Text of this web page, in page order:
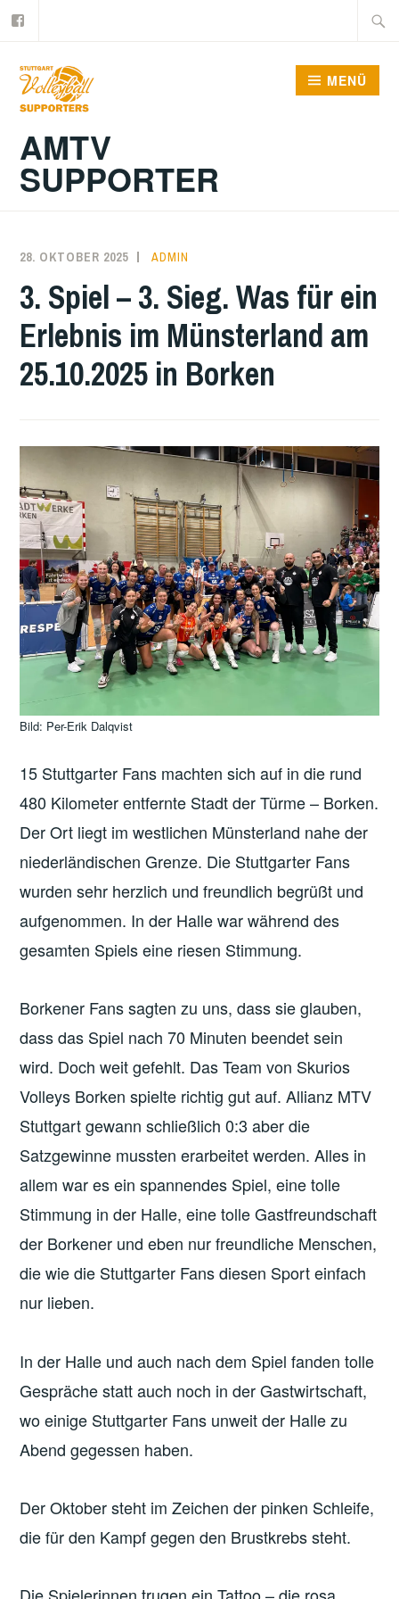
Zum
springen
Suche
AMTV
SUPPORTER
MENÜ
28. OKTOBER 2025 ADMIN
3. Spiel – 3. Sieg. Was für ein
Erlebnis im Münsterland am
25.10.2025 in Borken
Bild: Per-Erik Dalqvist
15 Stuttgarter Fans machten sich auf in die rund
480 Kilometer entfernte Stadt der Türme – Borken.
Der Ort liegt im westlichen Münsterland nahe der
niederländischen Grenze. Die Stuttgarter Fans
wurden sehr herzlich und freundlich begrüßt und
aufgenommen. In der Halle war während des
gesamten Spiels eine riesen Stimmung.
Borkener Fans sagten zu uns, dass sie glauben,
dass das Spiel nach 70 Minuten beendet sein
wird. Doch weit gefehlt. Das Team von Skurios
Volleys Borken spielte richtig gut auf. Allianz MTV
Stuttgart gewann schließlich 0:3 aber die
Satzgewinne mussten erarbeitet werden. Alles in
allem war es ein spannendes Spiel, eine tolle
Stimmung in der Halle, eine tolle Gastfreundschaft
der Borkener und eben nur freundliche Menschen,
die wie die Stuttgarter Fans diesen Sport einfach
nur lieben.
In der Halle und auch nach dem Spiel fanden tolle
Gespräche statt auch noch in der Gastwirtschaft,
wo einige Stuttgarter Fans unweit der Halle zu
Abend gegessen haben.
Der Oktober steht im Zeichen der pinken Schleife,
die für den Kampf gegen den Brustkrebs steht.